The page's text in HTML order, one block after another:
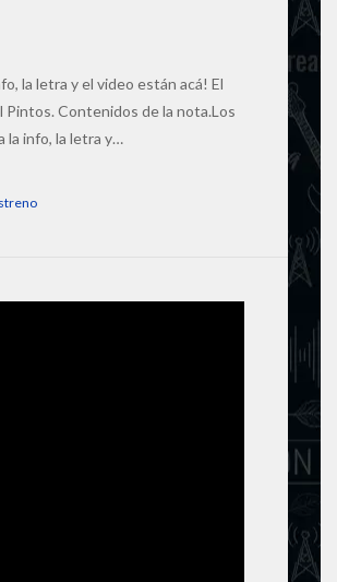
la letra y el video están acá! El
Pintos. Contenidos de la nota.Los
la info, la letra y…